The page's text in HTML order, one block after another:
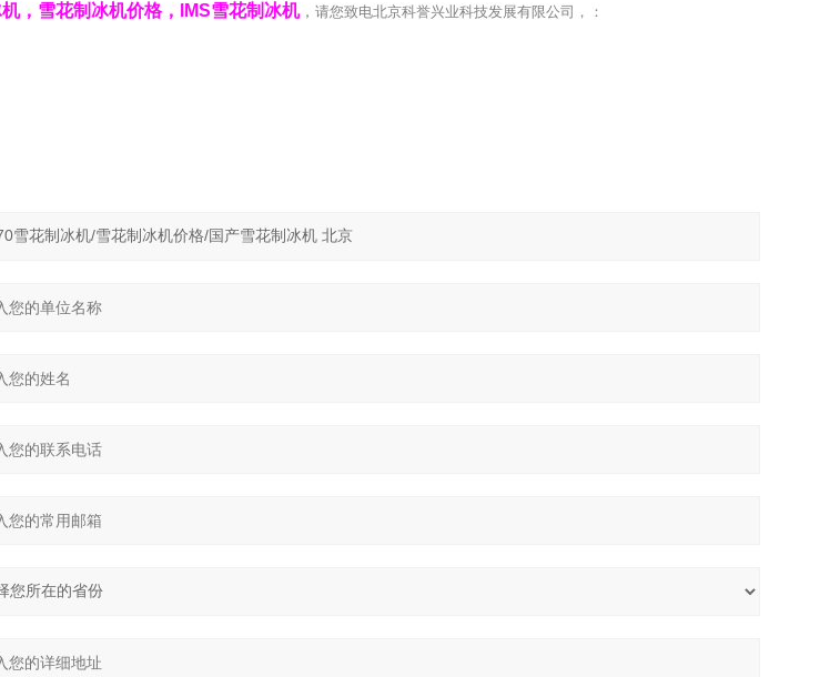
，雪花制冰机价格，IMS雪花制冰机， 请您致电北京科誉兴业科技发展有限公司，：